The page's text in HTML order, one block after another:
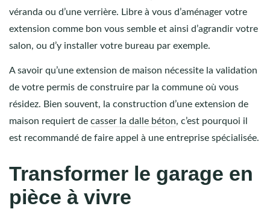
véranda ou d’une verrière. Libre à vous d’aménager votre
extension comme bon vous semble et ainsi d’agrandir votre
salon, ou d’y installer votre bureau par exemple.
A savoir qu’une extension de maison nécessite la validation
de votre permis de construire par la commune où vous
résidez. Bien souvent, la construction d’une extension de
maison requiert de casser la dalle béton, c’est pourquoi il
est recommandé de faire appel à une entreprise spécialisée.
Transformer le garage en
pièce à vivre